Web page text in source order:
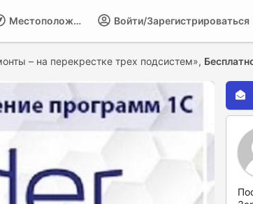
Войти/Зарегистрироваться
Местоположение
– на перекрестке трех подсистем»,